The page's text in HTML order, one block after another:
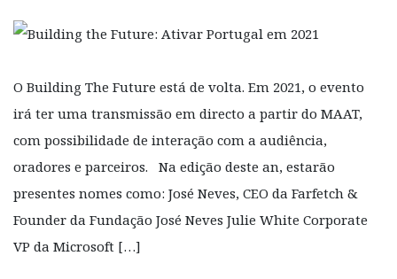
O Building The Future está de volta. Em 2021, o evento
irá ter uma transmissão em directo a partir do MAAT,
com possibilidade de interação com a audiência,
oradores e parceiros. Na edição deste an, estarão
presentes nomes como: José Neves, CEO da Farfetch &
Founder da Fundação José Neves Julie White Corporate
VP da Microsoft […]